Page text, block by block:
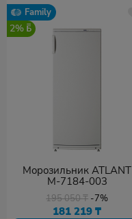
Family
2%
Морозильник ATLANT
М-7184-003
195 050₸ -7%
181 219₸